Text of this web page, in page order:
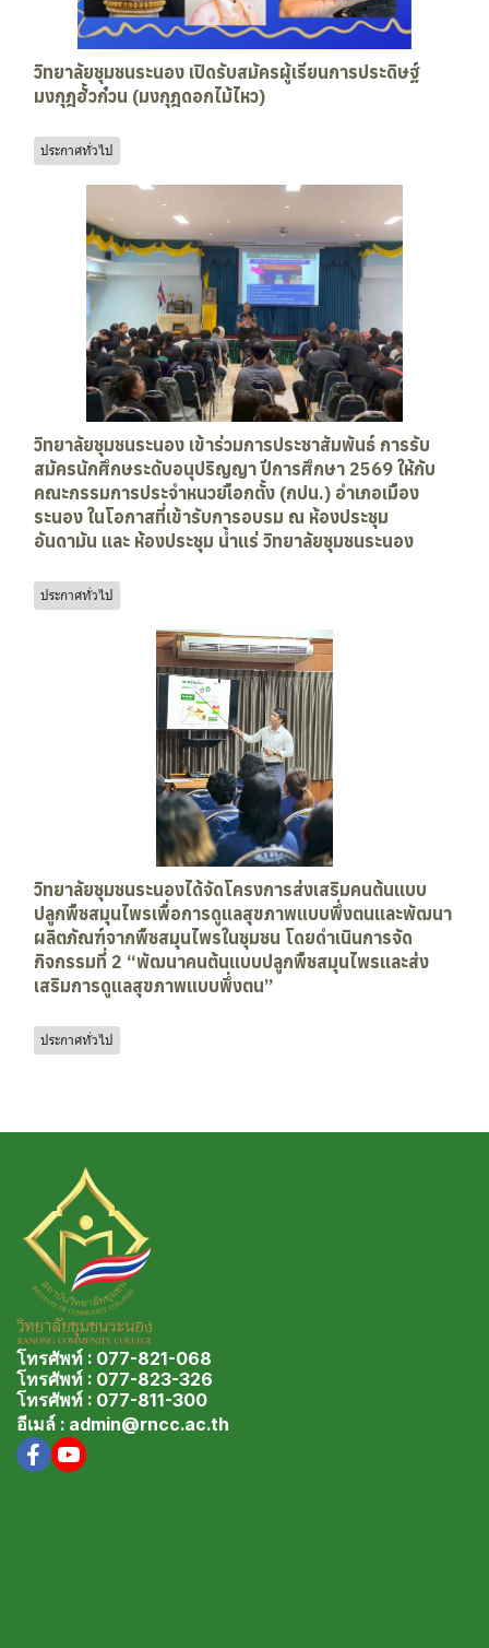
วิทยาลัยชุมชนระนอง เปิดรับสมัครผู้เรียนการประดิษฐ์
มงกุฎฮั้วก๋วน (มงกุฎดอกไม้ไหว)
ประกาศทั่วไป
วิทยาลัยชุมชนระนอง เข้าร่วมการประชาสัมพันธ์ การรับ
สมัครนักศึกษระดับอนุปริญญา ปีการศึกษา 2569 ให้กับ
คณะกรรมการประจำหนวยเือกตั้ง (กปน.) อำเภอเมือง
ระนอง ในโอกาสที่เข้ารับการอบรม ณ ห้องประชุม
อันดามัน และ ห้องประชุม น้ำแร่ วิทยาลัยชุมชนระนอง
ประกาศทั่วไป
วิทยาลัยชุมชนระนองได้จัดโครงการส่งเสริมคนต้นแบบ
ปลูกพืชสมุนไพรเพื่อการดูแลสุขภาพแบบพึ่งตนและพัฒนา
ผลิตภัณฑ์จากพืชสมุนไพรในชุมชน โดยดำเนินการจัด
กิจกรรมที่ 2 “พัฒนาคนต้นแบบปลูกพืชสมุนไพรและส่ง
เสริมการดูแลสุขภาพแบบพึ่งตน”
ประกาศทั่วไป
โทรศัพท์ : 077-821-068
โทรศัพท์ : 077-823-326
โทรศัพท์ : 077-811-300
อีเมล์ : admin@rncc.ac.th